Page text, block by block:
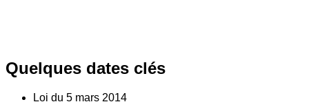
Quelques dates clés
Loi du 5 mars 2014